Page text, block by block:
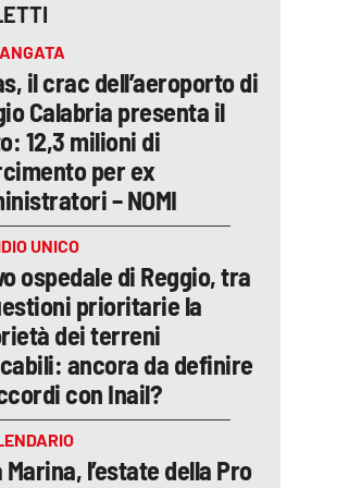
il crac dell’aeroporto di
Calabria presenta il
12,3 milioni di
per ex
– NOMI
UNICO
ospedale di Reggio, tra
prioritarie la
dei terreni
ancora da definire
con Inail?
Marina, l’estate della Pro